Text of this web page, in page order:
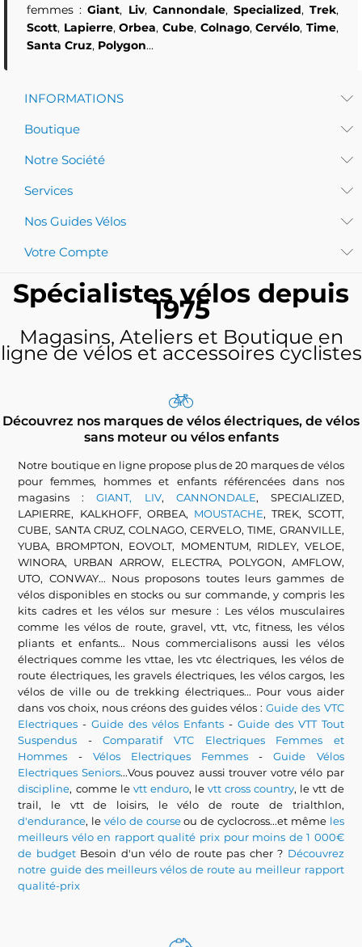
femmes :Giant, Liv, Cannondale, Specialized,Trek,
Scott, Lapierre,Orbea,Cube, Colnago,Cervélo,Time,
Santa Cruz, Polygon...
INFORMATIONS
Boutique
Notre Société
Services
Nos Guides Vélos
Votre Compte
Spécialistes vélos depuis
1975
Magasins, Ateliers et Boutique en
ligne de vélos et accessoires cyclistes
Découvrez nos marques de vélos électriques, de vélos
sans moteur ou vélos enfants
Notre boutique en ligne propose plus de 20 marques de vélos
pour femmes, hommes et enfants référencées dans nos
magasins :GIANT, LIV, CANNONDALE, SPECIALIZED,
LAPIERRE, KALKHOFF, ORBEA, MOUSTACHE, TREK, SCOTT,
CUBE, SANTA CRUZ, COLNAGO, CERVELO, TIME, GRANVILLE,
YUBA, BROMPTON, EOVOLT, MOMENTUM, RIDLEY, VELOE,
WINORA, URBAN ARROW, ELECTRA, POLYGON, AMFLOW,
UTO, CONWAY... Nous proposons toutes leurs gammes de
vélos disponibles en stocks ou sur commande, y compris les
kits cadres et les vélos sur mesure : Les vélos musculaires
comme les vélos de route, gravel, vtt, vtc, fitness, les vélos
pliants et enfants... Nous commercialisons aussi les vélos
électriques comme les vttae, les vtc électriques, les vélos de
route électriques, les gravels électriques, les vélos cargos, les
vélos de ville ou de trekking électriques... Pour vous aider
dans vos choix, nous créons des guides vélos :Guide des VTC
Electriques -Guide des vélos Enfants - Guide des VTT Tout
Suspendus -Comparatif VTC Electriques Femmes et
Hommes - Vélos Electriques Femmes -Guide Vélos
Electriques Seniors...Vous pouvez aussi trouver votre vélo par
discipline, comme le vtt enduro, levtt cross country, le vtt de
trail, le vtt de loisirs, le vélo de route de trialthlon,
d'endurance, levélo de courseou de cyclocross...et même les
meilleurs vélo en rapport qualité prix pour moins de 1 000€
de budgetBesoin d'un vélo de route pas cher ? Découvrez
notre guide des meilleurs vélos de route au meilleur rapport
qualité-prix